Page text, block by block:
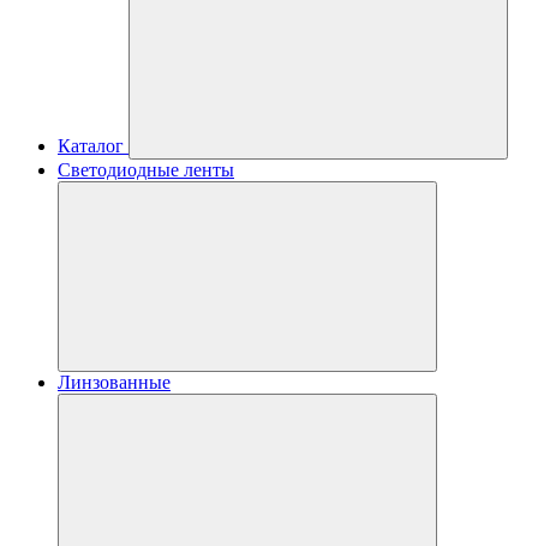
Каталог
Светодиодные ленты
Линзованные